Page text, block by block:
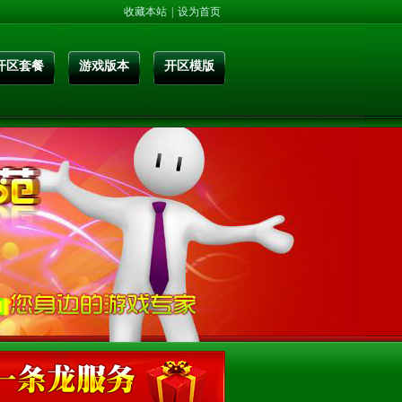
收藏本站 设为首页
区套餐 游戏版本 开区模版